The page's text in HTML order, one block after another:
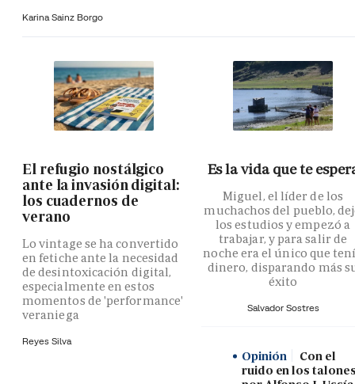
Karina Sainz Borgo
El refugio nostálgico
ante la invasión digital:
los cuadernos de
verano
Lo vintage se ha convertido
en fetiche ante la necesidad
de desintoxicación digital,
especialmente en estos
momentos de 'performance'
veraniega
Reyes Silva
Es la vida que te
Miguel, el líder de los
muchachos del pueblo,
los estudios y empezó a
trabajar, y para salir de
noche era el único que
dinero, disparando más
éxito
Salvador Sostres
Opinión
Con el
ruido en los